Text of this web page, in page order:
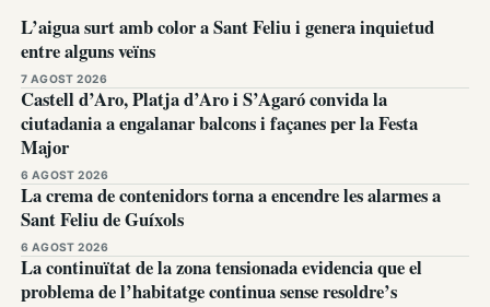
L’aigua surt amb color a Sant Feliu i genera inquietud
entre alguns veïns
7 AGOST 2026
Castell d’Aro, Platja d’Aro i S’Agaró convida la
ciutadania a engalanar balcons i façanes per la Festa
Major
6 AGOST 2026
La crema de contenidors torna a encendre les alarmes a
Sant Feliu de Guíxols
6 AGOST 2026
La continuïtat de la zona tensionada evidencia que el
problema de l’habitatge continua sense resoldre’s